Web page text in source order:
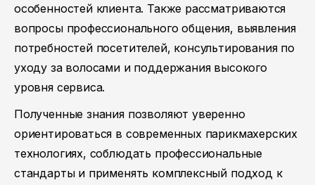
особенностей клиента. Также рассматриваются
вопросы профессионального общения, выявления
потребностей посетителей, консультирования по
уходу за волосами и поддержания высокого
уровня сервиса.
Полученные знания позволяют уверенно
ориентироваться в современных парикмахерских
технологиях, соблюдать профессиональные
стандарты и применять комплексный подход к